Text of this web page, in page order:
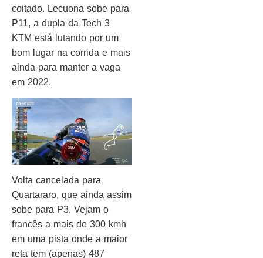
coitado. Lecuona sobe para
P11, a dupla da Tech 3
KTM está lutando por um
bom lugar na corrida e mais
ainda para manter a vaga
em 2022.
Volta cancelada para
Quartararo, que ainda assim
sobe para P3. Vejam o
francês a mais de 300 kmh
em uma pista onde a maior
reta tem (apenas) 487